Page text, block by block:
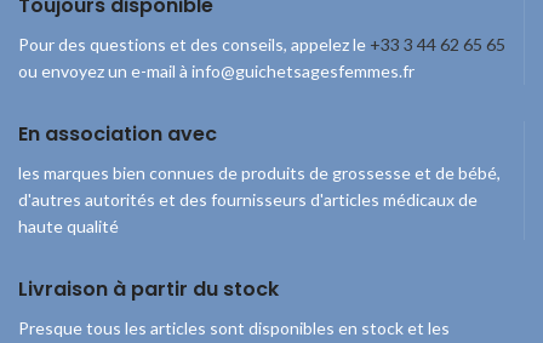
Pour des questions et des conseils, appelez le +33 3 44 62 65 65
ou envoyez un e-mail à info@guichetsagesfemmes.fr
En association avec
les marques bien connues de produits de grossesse et de bébé,
d'autres autorités et des fournisseurs d'articles médicaux de
haute qualité
Livraison à partir du stock
Presque tous les articles sont disponibles en stock et les